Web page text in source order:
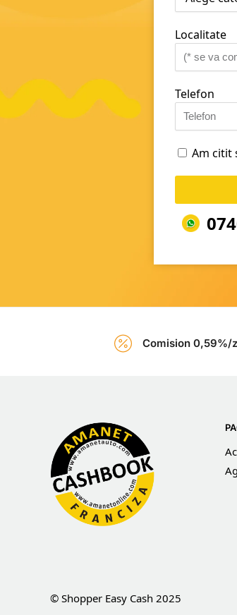
Localitate
Telefon
Am citit
Comision 0,59%/
© Shopper Easy Cash 2025